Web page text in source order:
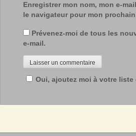
Enregistrer mon nom, mon e-
le navigateur pour mon
Prévenez-moi de tous les
e-mail.
Oui, ajoutez moi à votre